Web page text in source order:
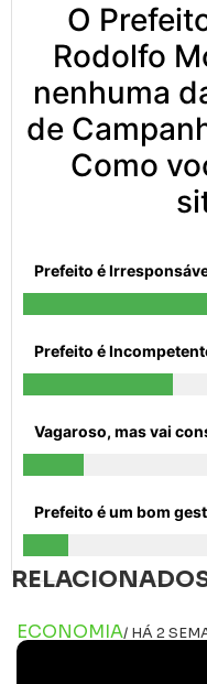
O
Rodolfo
nenhuma
de
Como
Prefeito é
Prefeito é
Vagaroso, mas vai
Prefeito é um bom
ECONOMIA/ HÁ 2